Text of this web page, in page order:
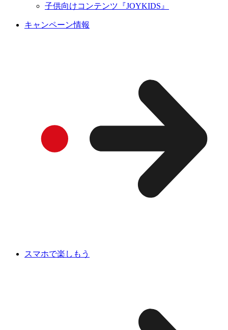
子供向けコンテンツ『JOYKIDS』
キャンペーン情報
スマホで楽しもう